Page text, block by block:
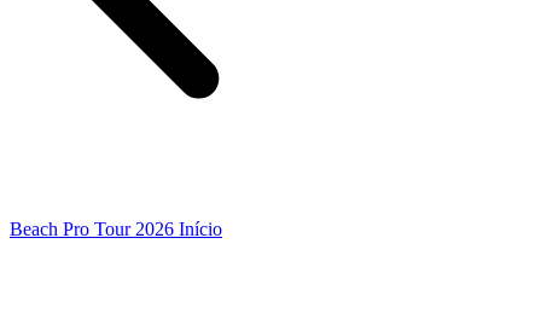
Beach Pro Tour 2026 Início